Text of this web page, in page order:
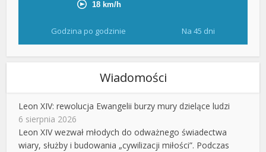
Godzina po godzinie Na 45 dni
Wiadomości
Leon XIV: rewolucja Ewangelii burzy mury dzielące ludzi
6 sierpnia 2026
Leon XIV wezwał młodych do odważnego świadectwa
wiary, służby i budowania „cywilizacji miłości”. Podczas